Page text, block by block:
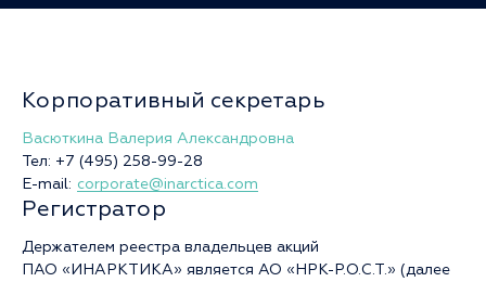
Контакты
InArctica
Корпоративный секретарь
Васюткина Валерия Александровна
Тел: +7 (495) 258-99-28
E-mail: corporate@inarctica.com
Регистратор
Держателем реестра владельцев акций
ПАО «ИНАРКТИКА» является АО «НРК-Р.О.С.Т.» (далее